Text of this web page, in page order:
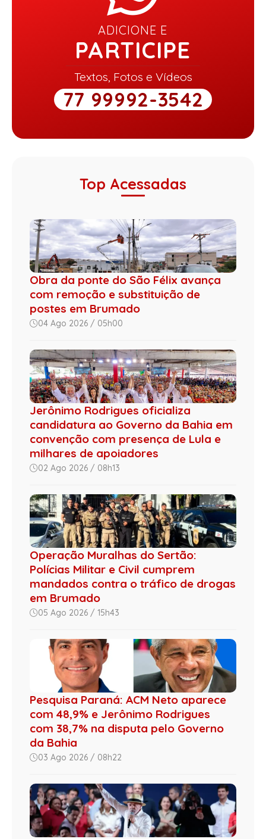
ADICIONE E
PARTICIPE
Textos, Fotos e Vídeos
77 99992-3542
Top Acessadas
Obra da ponte do São Félix avança
com remoção e substituição de
postes em Brumado
04 Ago 2026 / 05h00
Jerônimo Rodrigues oficializa
candidatura ao Governo da Bahia em
convenção com presença de Lula e
milhares de apoiadores
02 Ago 2026 / 08h13
Operação Muralhas do Sertão:
Polícias Militar e Civil cumprem
mandados contra o tráfico de drogas
em Brumado
05 Ago 2026 / 15h43
Pesquisa Paraná: ACM Neto aparece
com 48,9% e Jerônimo Rodrigues
com 38,7% na disputa pelo Governo
da Bahia
03 Ago 2026 / 08h22